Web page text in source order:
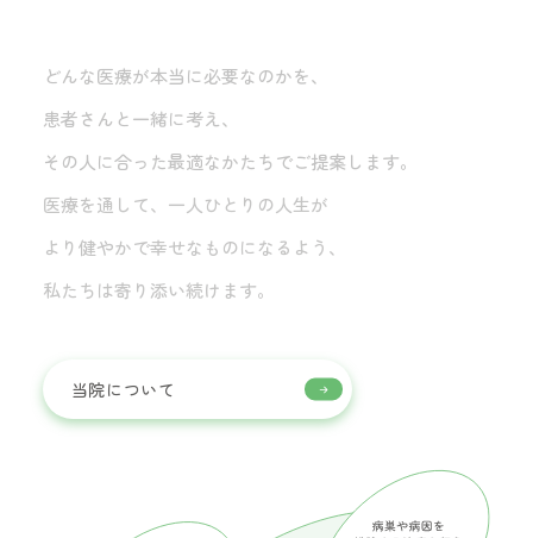
どんな医療が本当に必要なのかを、
患者さんと一緒に考え、
その人に合った最適なかたちでご提案します。
医療を通して、一人ひとりの人生が
より健やかで幸せなものになるよう、
私たちは寄り添い続けます。
当院について